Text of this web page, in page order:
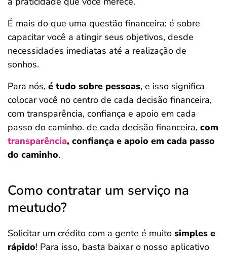
É mais do que uma questão financeira; é sobre
capacitar você a atingir seus objetivos, desde
necessidades imediatas até a realização de
sonhos.
Para nós, é tudo sobre pessoas, e isso significa
colocar você no centro de cada decisão financeira,
com transparência, confiança e apoio em cada
passo do caminho. de cada decisão financeira, com
transparência, confiança e apoio em cada passo
do caminho.
Como contratar um serviço na
meutudo?
Solicitar um crédito com a gente é muito simples e
rápido! Para isso, basta baixar o nosso aplicativo